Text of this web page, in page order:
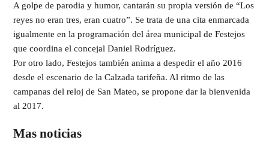
A golpe de parodia y humor, cantarán su propia versión de “Los
reyes no eran tres, eran cuatro”. Se trata de una cita enmarcada
igualmente en la programación del área municipal de Festejos
que coordina el concejal Daniel Rodríguez.
Por otro lado, Festejos también anima a despedir el año 2016
desde el escenario de la Calzada tarifeña. Al ritmo de las
campanas del reloj de San Mateo, se propone dar la bienvenida
al 2017.
Mas noticias